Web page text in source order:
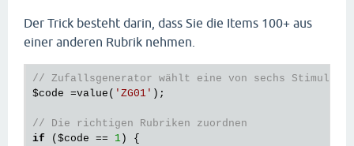
Der Trick besteht darin, dass Sie die Items 100+ aus
einer anderen Rubrik nehmen.
// Zufallsgenerator wählt eine von sechs
$code =value( 'ZG01' );
// Die richtigen Rubriken zuordnen
if ( $code == 1 ) {